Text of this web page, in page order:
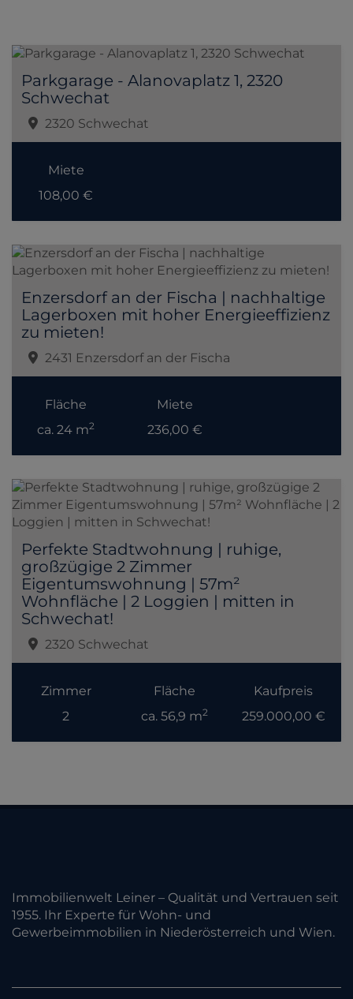
Parkgarage - Alanovaplatz 1, 2320
Schwechat
2320 Schwechat
Miete
108,00 €
Enzersdorf an der Fischa | nachhaltige
Lagerboxen mit hoher Energieeffizienz
zu mieten!
2431 Enzersdorf an der Fischa
Fläche
ca. 24 m2
Miete
236,00 €
Perfekte Stadtwohnung | ruhige,
großzügige 2 Zimmer
Eigentumswohnung | 57m²
Wohnfläche | 2 Loggien | mitten in
Schwechat!
2320 Schwechat
Zimmer
2
Fläche
ca. 56,9 m2
Kaufpreis
259.000,00 €
Immobilienwelt Leiner – Qualität und Vertrauen seit
1955. Ihr Experte für Wohn- und
Gewerbeimmobilien in Niederösterreich und Wien.